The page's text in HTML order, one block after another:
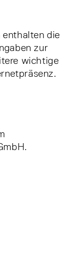
enthalten die
zur
wichtige